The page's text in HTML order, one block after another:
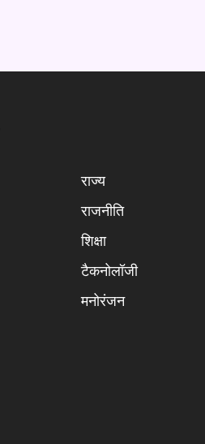
राज्य
राजनीति
शिक्षा
टैकनोलॉजी
मनोरंजन